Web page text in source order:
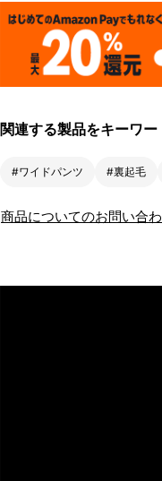
関連する製品をキーワ
#ワイドパンツ #裏起毛
商品についてのお問い合